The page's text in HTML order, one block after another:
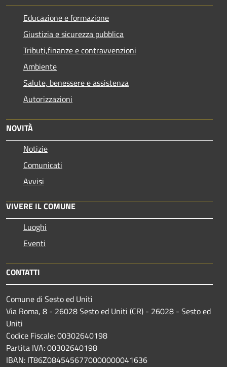
Educazione e formazione
Giustizia e sicurezza pubblica
Tributi,finanze e contravvenzioni
Ambiente
Salute, benessere e assistenza
Autorizzazioni
NOVITÀ
Notizie
Comunicati
Avvisi
VIVERE IL COMUNE
Luoghi
Eventi
CONTATTI
Comune di Sesto ed Uniti
Via Roma, 8 - 26028 Sesto ed Uniti (CR) - 26028 - Sesto ed
Uniti
Codice Fiscale: 00302640198
Partita IVA: 00302640198
IBAN: IT86Z0845456770000000041636